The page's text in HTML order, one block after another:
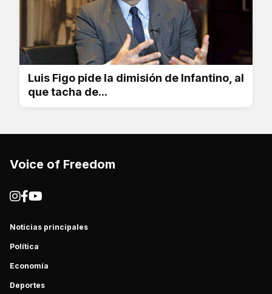
Luis Figo pide la dimisión de Infantino, al
que tacha de...
Voice of Freedom
Noticias principales
Política
Economía
Deportes